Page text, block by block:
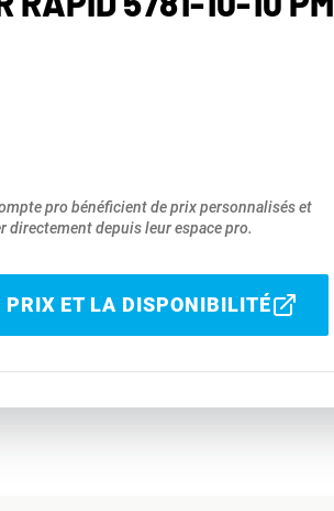
pro bénéficient de prix personnalisés et
directement depuis leur espace pro.
PRIX ET LA DISPONIBILITÉ